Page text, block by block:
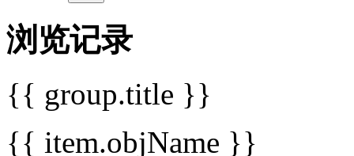
浏览记录
{{ group.title }}
{{ item.objName }}